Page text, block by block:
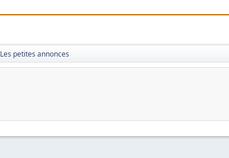
Les petites annonces